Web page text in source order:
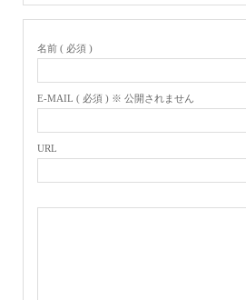
名前 ( 必須 )
E-MAIL ( 必須 ) ※ 公開されません
URL